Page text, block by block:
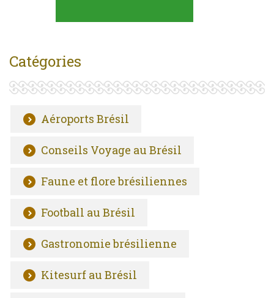
Catégories
Aéroports Brésil
Conseils Voyage au Brésil
Faune et flore brésiliennes
Football au Brésil
Gastronomie brésilienne
Kitesurf au Brésil